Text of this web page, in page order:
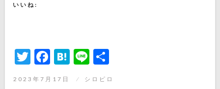
いいね:
Twitter
Facebook
Hatena
Line
投
2023年7月17日 シロピロ